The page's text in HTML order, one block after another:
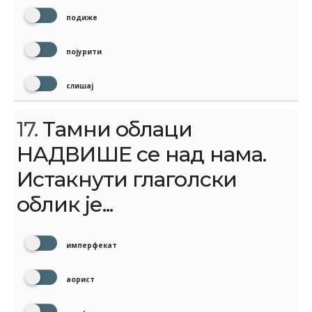
подиже
појурити
слишај
17. Тамни облаци
НАДВИШЕ се над нама.
Истакнути глаголски
облик је...
имперфекат
аорист